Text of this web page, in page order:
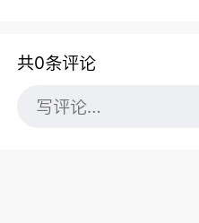
共0条评论